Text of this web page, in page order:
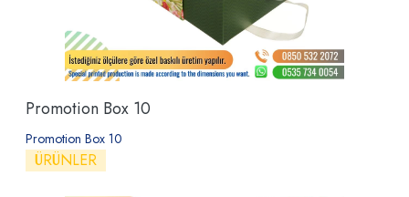
Promotion Box 10
Promotion Box 10
ÜRÜNLER